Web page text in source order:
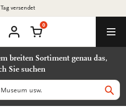
versendet
Warenkorb
0
breiten Sortiment genau das,
Sie suchen